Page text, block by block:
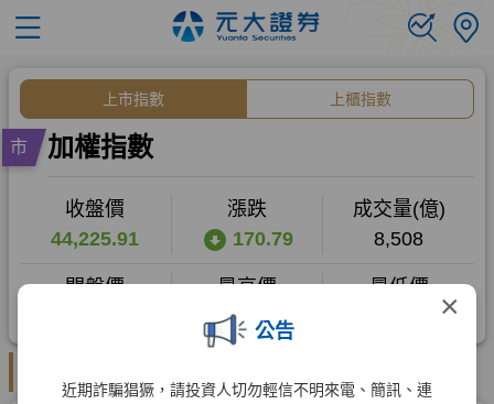
×
公告
近期詐騙猖獗，請投資人切勿輕信不明來電、簡訊、連